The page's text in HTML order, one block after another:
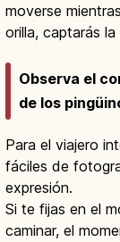
moverse
orilla, captarás
Observa el
de los
Para el viajero
fáciles de
expresión.
Si te fijas en el
caminar, el